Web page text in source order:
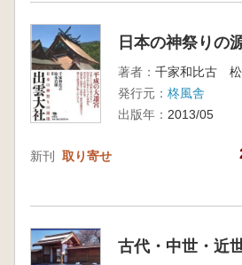
日本の神祭り
著者： 千家和比古
発行元： 柊風舎
出版年： 2013/05
新刊 取り寄せ
古代・中世・近